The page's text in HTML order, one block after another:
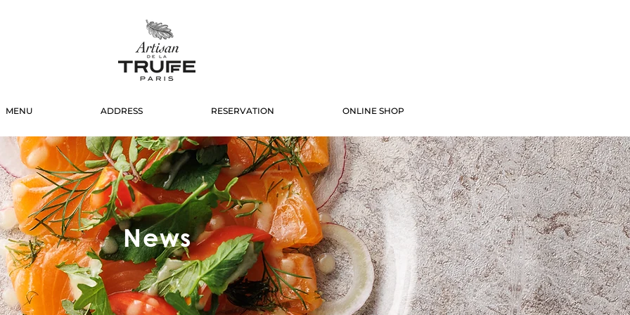
MENU ADDRESS RESERVATION ONLINE SHOP
News